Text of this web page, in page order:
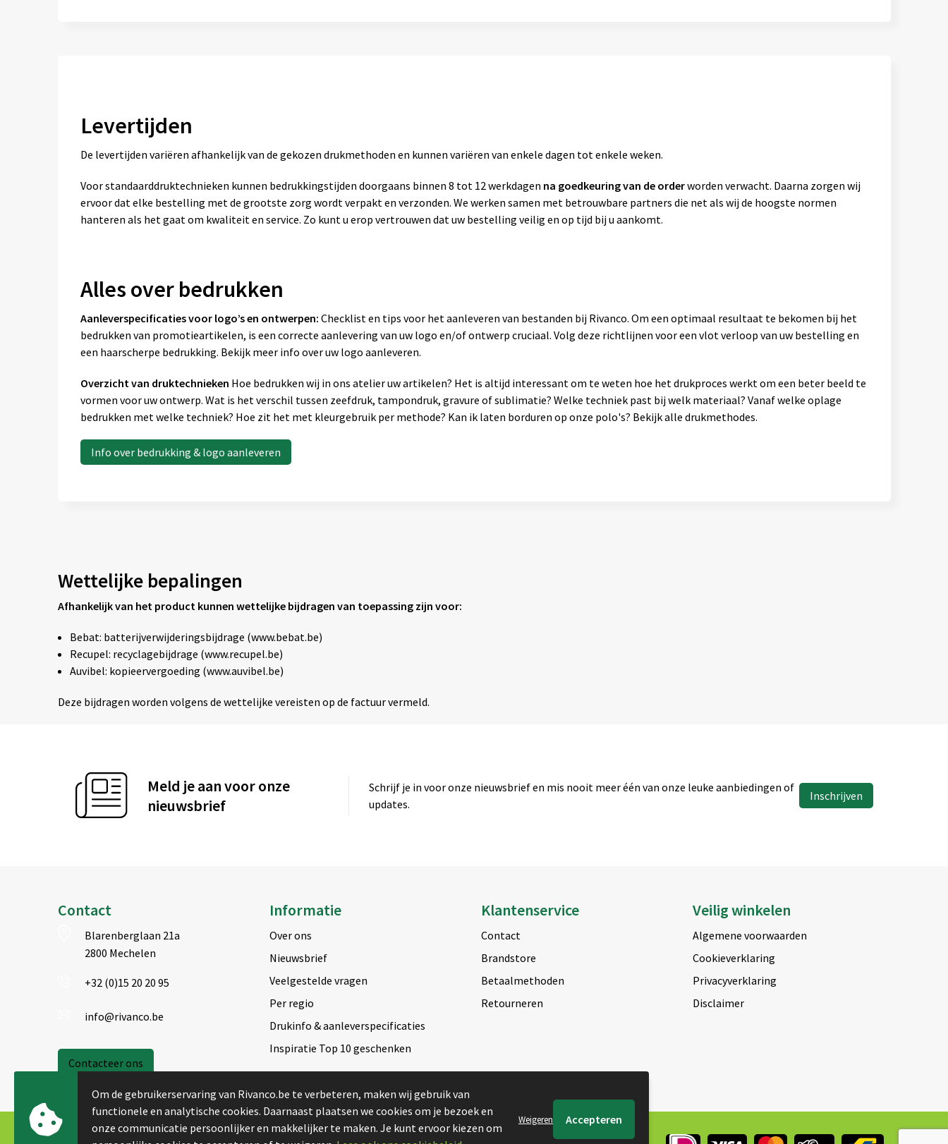
Levertijden
De levertijden variëren afhankelijk van de gekozen drukmethoden en kunnen variëren van enkele dagen tot enkele weken.
Voor standaarddruktechnieken kunnen bedrukkingstijden doorgaans binnen 8 tot 12 werkdagen na goedkeuring van de orderworden verwacht. Daarna zorgen wij
ervoor dat elke bestelling met de grootste zorg wordt verpakt en verzonden. We werken samen met betrouwbare partners die net als wij de hoogste normen
hanteren als het gaat om kwaliteit en service. Zo kunt u erop vertrouwen dat uw bestelling veilig en op tijd bij u aankomt.
Alles over bedrukken
Aanleverspecificaties voor logo’s en ontwerpen: Checklist en tips voor het aanleveren van bestanden bij Rivanco. Om een optimaal resultaat te bekomen bij het
bedrukken van promotieartikelen, is een correcte aanlevering van uw logo en/of ontwerp cruciaal. Volg deze richtlijnen voor een vlot verloop van uw bestelling en
een haarscherpe bedrukking. Bekijk meer info over uw logo aanleveren.
Overzicht van druktechnieken Hoe bedrukken wij in ons atelier uw artikelen? Het is altijd interessant om te weten hoe het drukproces werkt om een beter beeld te
vormen voor uw ontwerp. Wat is het verschil tussen zeefdruk, tampondruk, gravure of sublimatie? Welke techniek past bij welk materiaal? Vanaf welke oplage
bedrukken met welke techniek? Hoe zit het met kleurgebruik per methode? Kan ik laten borduren op onze polo's? Bekijk alle drukmethodes.
Info over bedrukking & logo aanleveren
Wettelijke bepalingen
Afhankelijk van het product kunnen wettelijke bijdragen van toepassing zijn voor:
Bebat: batterijverwijderingsbijdrage (www.bebat.be)
Recupel: recyclagebijdrage (www.recupel.be)
Auvibel: kopieervergoeding (www.auvibel.be)
Deze bijdragen worden volgens de wettelijke vereisten op de factuur vermeld.
Meld je aan voor onze
nieuwsbrief
Schrijf je in voor onze nieuwsbrief en mis nooit meer één van onze leuke aanbiedingen of
updates.
Inschrijven
Contact
Blarenberglaan 21a
2800 Mechelen
+32 (0)15 20 20 95
info@rivanco.be
Contacteer ons
Informatie
Over ons
Nieuwsbrief
Veelgestelde vragen
Per regio
Drukinfo & aanleverspecificaties
Inspiratie Top 10 geschenken
Klantenservice
Contact
Brandstore
Betaalmethoden
Retourneren
Veilig winkelen
Algemene voorwaarden
Cookieverklaring
Privacyverklaring
Disclaimer
Om de gebruikerservaring van Rivanco.be te verbeteren, maken wij gebruik van
functionele en analytische cookies. Daarnaast plaatsen we cookies om je bezoek en
onze communicatie persoonlijker en makkelijker te maken. Je kunt ervoor kiezen om
Weigeren